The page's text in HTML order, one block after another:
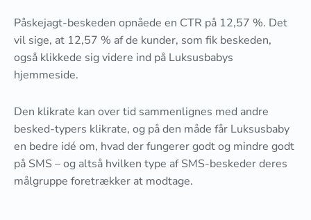
Påskejagt-beskeden opnåede en CTR på 12,57 %. Det
vil sige, at 12,57 % af de kunder, som fik beskeden,
også klikkede sig videre ind på Luksusbabys
hjemmeside.
Den klikrate kan over tid sammenlignes med andre
besked-typers klikrate, og på den måde får Luksusbaby
en bedre idé om, hvad der fungerer godt og mindre godt
på SMS – og altså hvilken type af SMS-beskeder deres
målgruppe foretrækker at modtage.